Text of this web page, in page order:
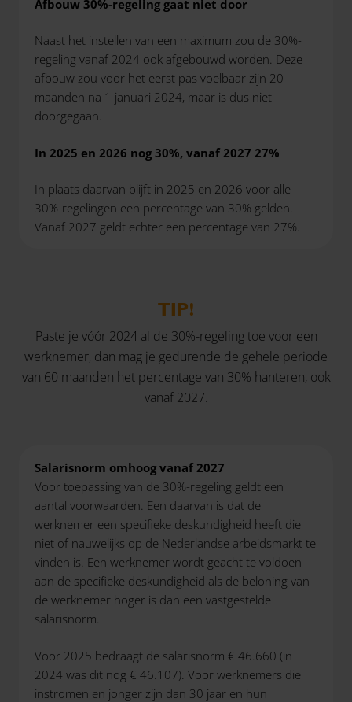
Afbouw 30%-regeling gaat niet door
Naast het instellen van een maximum zou de 30%-
regeling vanaf 2024 ook afgebouwd worden. Deze
afbouw zou voor het eerst pas voelbaar zijn 20
maanden na 1 januari 2024, maar is dus niet
doorgegaan.
In 2025 en 2026 nog 30%, vanaf 2027 27%
In plaats daarvan blijft in 2025 en 2026 voor alle
30%-regelingen een percentage van 30% gelden.
Vanaf 2027 geldt echter een percentage van 27%.
TIP!
Paste je vóór 2024 al de 30%-regeling toe voor een
werknemer, dan mag je gedurende de gehele periode
van 60 maanden het percentage van 30% hanteren, ook
vanaf 2027.
Salarisnorm omhoog vanaf 2027
Voor toepassing van de 30%-regeling geldt een
aantal voorwaarden. Een daarvan is dat de
werknemer een specifieke deskundigheid heeft die
niet of nauwelijks op de Nederlandse arbeidsmarkt te
vinden is. Een werknemer wordt geacht te voldoen
aan de specifieke deskundigheid als de beloning van
de werknemer hoger is dan een vastgestelde
salarisnorm.
Voor 2025 bedraagt de salarisnorm € 46.660 (in
2024 was dit nog € 46.107). Voor werknemers die
instromen en jonger zijn dan 30 jaar en hun